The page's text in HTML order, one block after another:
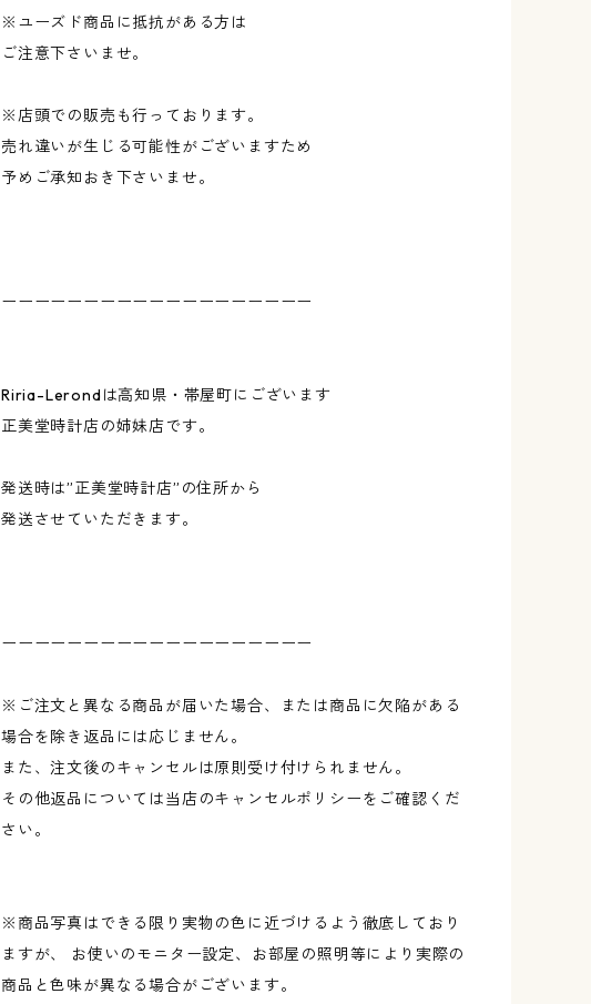
※ユーズド商品に抵抗がある方は
ご注意下さいませ。
※店頭での販売も行っております。
売れ違いが生じる可能性がございますため
予めご承知おき下さいませ。
ーーーーーーーーーーーーーーーーーーー
Riria-Lerondは高知県・帯屋町にございます
正美堂時計店の姉妹店です。
発送時は”正美堂時計店”の住所から
発送させていただきます。
ーーーーーーーーーーーーーーーーーーー
※ご注文と異なる商品が届いた場合、または商品に欠陥がある
場合を除き返品には応じません。
また、注文後のキャンセルは原則受け付けられません。
その他返品については当店のキャンセルポリシーをご確認くだ
さい。
※商品写真はできる限り実物の色に近づけるよう徹底しており
ますが、 お使いのモニター設定、お部屋の照明等により実際の
商品と色味が異なる場合がございます。